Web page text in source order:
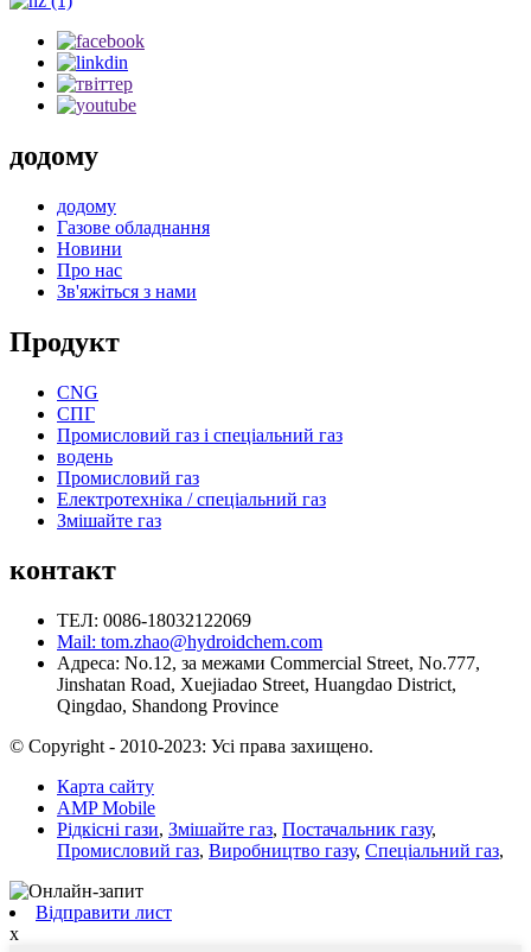
додому
додому
Газове обладнання
Новини
Про нас
Зв'яжіться з нами
Продукт
CNG
СПГ
Промисловий газ і спеціальний газ
водень
Промисловий газ
Електротехніка / спеціальний газ
Змішайте газ
контакт
ТЕЛ: 0086-18032122069
Mail: tom.zhao@hydroidchem.com
Адреса: No.12, за межами Commercial Street, No.777,
Jinshatan Road, Xuejiadao Street, Huangdao District,
Qingdao, Shandong Province
© Copyright - 2010-2023: Усі права захищено.
Карта сайту
AMP Mobile
Рідкісні гази, Змішайте газ, Постачальник газу,
Промисловий газ, Виробництво газу, Спеціальний газ,
Відправити лист
x